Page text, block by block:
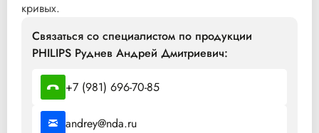
кривых.
Связаться со специалистом по продукции
PHILIPS Руднев Андрей Дмитриевич:
+7 (981) 696-70-85
andrey@nda.ru